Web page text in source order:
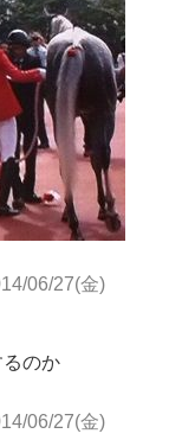
06/27(金)
のか
06/27(金)